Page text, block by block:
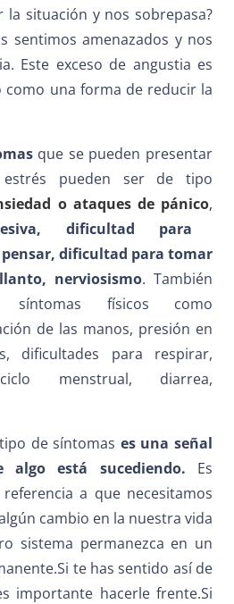
la situación y nos sobrepasa?
sentimos amenazados y nos
Este exceso de angustia es
como una forma de reducir la
que se pueden presentar
pueden ser de tipo
o ataques de pánico,
dificultad para
dificultad para tomar
nerviosismo. También
síntomas físicos como
de las manos, presión en
dificultades para respirar,
menstrual, diarrea,
de síntomas es una señal
está sucediendo. Es
a que necesitamos
cambio en la nuestra vida
sistema permanezca en un
te has sentido así de
importante hacerle frente.Si